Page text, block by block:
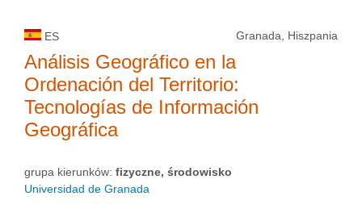
ES Granada, Hiszpania
Análisis Geográfico en la
Ordenación del Territorio:
Tecnologías de Información
Geográfica
grupa kierunków: fizyczne, środowisko
Universidad de Granada